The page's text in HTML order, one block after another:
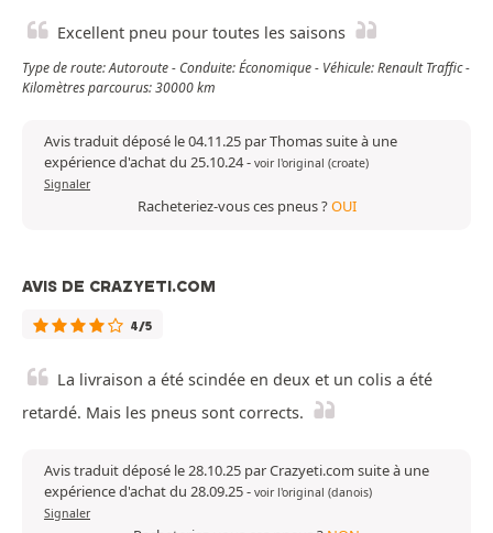
Excellent pneu pour toutes les saisons
Type de route: Autoroute - Conduite: Économique - Véhicule: Renault Traffic -
Kilomètres parcourus: 30000 km
Avis traduit déposé le 04.11.25 par Thomas suite à une
expérience d'achat du 25.10.24- voir l'original (croate)
Signaler
Racheteriez-vous ces pneus ?OUI
AVIS DE CRAZYETI.COM
4/5
La livraison a été scindée en deux et un colis a été
retardé. Mais les pneus sont corrects.
Avis traduit déposé le 28.10.25 par Crazyeti.com suite à une
expérience d'achat du 28.09.25- voir l'original (danois)
Signaler